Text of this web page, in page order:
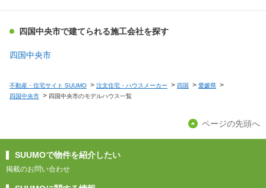
四国中央市で建てられる施工会社を探す
四国中央市
不動産・住宅サイト SUUMO 注文住宅・ハウスメーカー 四国
愛媛県
四国中央市
四国中央市のモデルハウス一覧
ページの先頭へ
SUUMOで物件を紹介したい
掲載のお問い合わせ